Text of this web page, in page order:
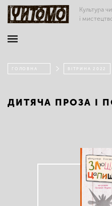
Культура
і
ГОЛОВНА ВІТРИНА 2022
ДИТЯЧА ПРОЗА І